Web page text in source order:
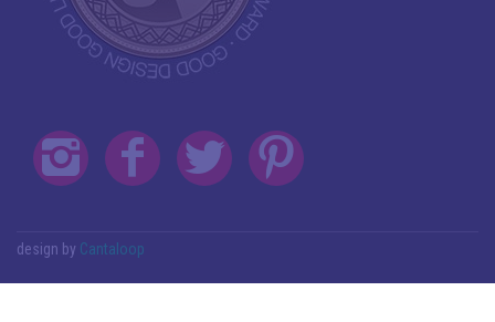
design by Cantaloop